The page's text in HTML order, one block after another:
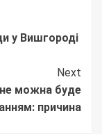
у Вишгороді
Next
можна буде
причина